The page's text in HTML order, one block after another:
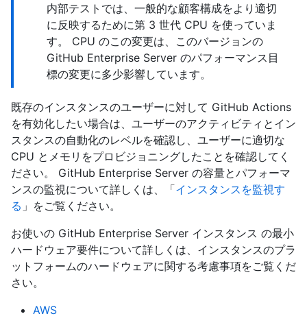
内部テストでは、一般的な顧客構成をより適切
に反映するために第 3 世代 CPU を使っていま
す。 CPU のこの変更は、このバージョンの
GitHub Enterprise Server のパフォーマンス目
標の変更に多少影響しています。
既存のインスタンスのユーザーに対して GitHub Actions
を有効化したい場合は、ユーザーのアクティビティとイン
スタンスの自動化のレベルを確認し、ユーザーに適切な
CPU とメモリをプロビジョニングしたことを確認してく
ださい。 GitHub Enterprise Server の容量とパフォーマ
ンスの監視について詳しくは、「インスタンスを監視す
る 」をご覧ください。
お使いの GitHub Enterprise Server インスタンス の最小
ハードウェア要件について詳しくは、インスタンスのプラ
ットフォームのハードウェアに関する考慮事項をご覧くだ
さい。
AWS